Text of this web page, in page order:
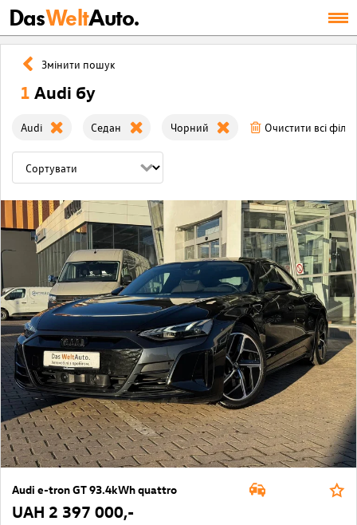
DasWeltAuto.
Змінити пошук
1 Audi бу
Audi Седан Чорний Очистити всі
Audi e-tron GT 93.4kWh quattro
UAH 2 397 000,-